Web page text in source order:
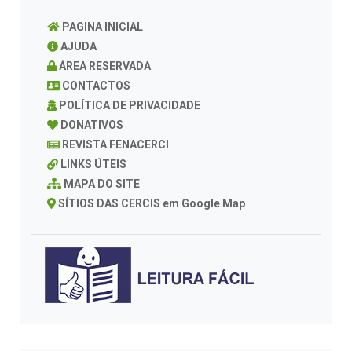
PAGINA INICIAL
AJUDA
ÁREA RESERVADA
CONTACTOS
POLÍTICA DE PRIVACIDADE
DONATIVOS
REVISTA FENACERCI
LINKS ÚTEIS
MAPA DO SITE
SÍTIOS DAS CERCIS em Google Map